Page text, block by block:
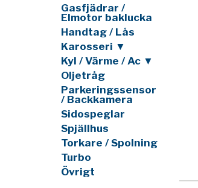
Gasfjädrar /
Elmotor baklucka
Handtag / Lås
Karosseri ▼
Kyl / Värme / Ac ▼
Oljetråg
Parkeringssensor
/ Backkamera
Sidospeglar
Spjällhus
Torkare / Spolning
Turbo
Övrigt